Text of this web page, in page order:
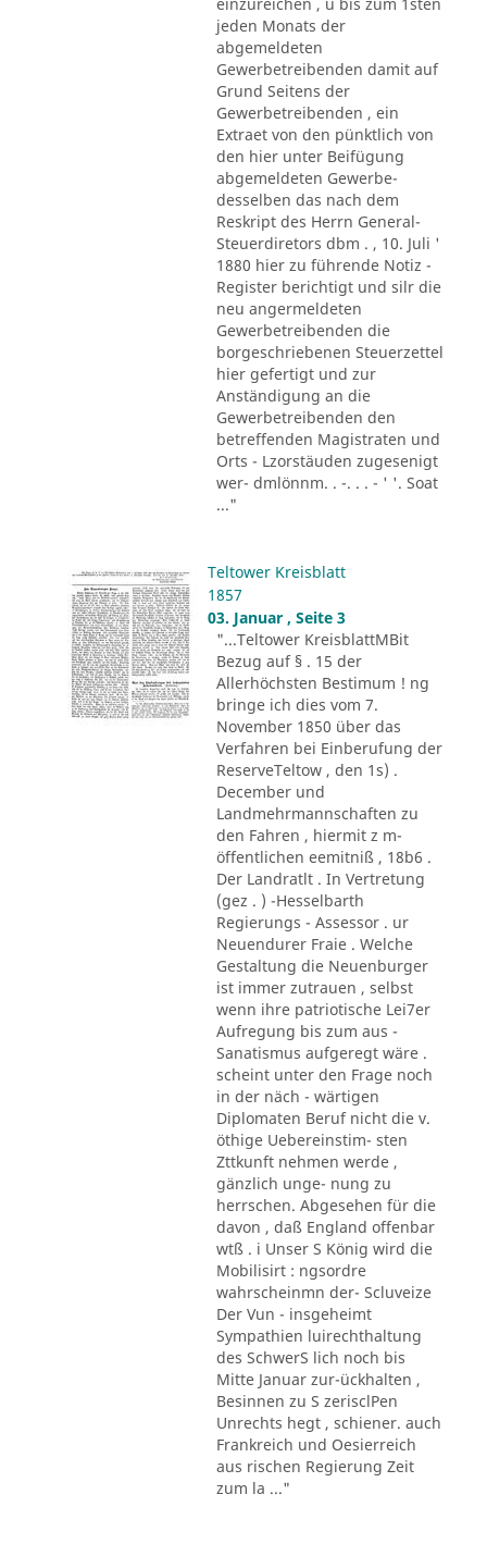
jeden Monats der
abgemeldeten
Gewerbetreibenden damit auf
Grund Seitens der
Gewerbetreibenden , ein
Extraet von den pünktlich von
den hier unter Beifügung
abgemeldeten Gewerbe-
desselben das nach dem
Reskript des Herrn General-
Steuerdiretors dbm . , 10. Juli '
1880 hier zu führende Notiz -
Register berichtigt und silr die
neu angermeldeten
Gewerbetreibenden die
borgeschriebenen Steuerzettel
hier gefertigt und zur
Anständigung an die
Gewerbetreibenden den
betreffenden Magistraten und
Orts - Lzorstäuden zugesenigt
wer- dmlönnm. . -. . . - ' '. Soat
..."
Teltower Kreisblatt
1857
03. Januar , Seite 3
"...Teltower KreisblattMBit
Bezug auf § . 15 der
Allerhöchsten Bestimum ! ng
bringe ich dies vom 7.
November 1850 über das
Verfahren bei Einberufung der
ReserveTeltow , den 1s) .
December und
Landmehrmannschaften zu
den Fahren , hiermit z m-
öffentlichen eemitniß , 18b6 .
Der Landratlt . In Vertretung
(gez . ) -Hesselbarth
Regierungs - Assessor . ur
Neuendurer Fraie . Welche
Gestaltung die Neuenburger
ist immer zutrauen , selbst
wenn ihre patriotische Lei7er
Aufregung bis zum aus -
Sanatismus aufgeregt wäre .
scheint unter den Frage noch
in der näch - wärtigen
Diplomaten Beruf nicht die v.
öthige Uebereinstim- sten
Zttkunft nehmen werde ,
gänzlich unge- nung zu
herrschen. Abgesehen für die
davon , daß England offenbar
wtß . i Unser S König wird die
Mobilisirt : ngsordre
wahrscheinmn der- Scluveize
Der Vun - insgeheimt
Sympathien luirechthaltung
des SchwerS lich noch bis
Mitte Januar zur-ückhalten ,
Besinnen zu S zerisclPen
Unrechts hegt , schiener. auch
Frankreich und Oesierreich
aus rischen Regierung Zeit
zum la ..."